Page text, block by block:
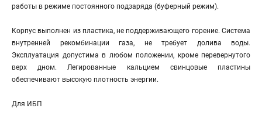
работы в режиме постоянного подзаряда (буферный режим).
Корпус выполнен из пластика, не поддерживающего горение. Система
внутренней рекомбинации газа, не требует долива воды.
Эксплуатация допустима в любом положении, кроме перевернутого
верх дном. Легированные кальцием свинцовые пластины
обеспечивают высокую плотность энергии.
Для ИБП